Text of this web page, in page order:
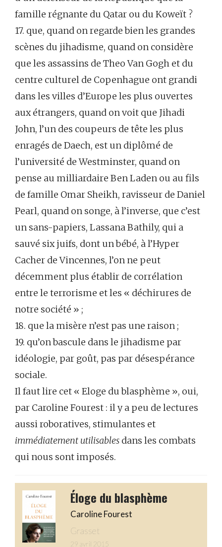
famille régnante du Qatar ou du Koweït ?
17. que, quand on regarde bien les grandes
scènes du jihadisme, quand on considère
que les assassins de Theo Van Gogh et du
centre culturel de Copenhague ont grandi
dans les villes d’Europe les plus ouvertes
aux étrangers, quand on voit que Jihadi
John, l’un des coupeurs de tête les plus
enragés de Daech, est un diplômé de
l’université de Westminster, quand on
pense au milliardaire Ben Laden ou au fils
de famille Omar Sheikh, ravisseur de Daniel
Pearl, quand on songe, à l’inverse, que c’est
un sans-papiers, Lassana Bathily, qui a
sauvé six juifs, dont un bébé, à l’Hyper
Cacher de Vincennes, l’on ne peut
décemment plus établir de corrélation
entre le terrorisme et les « déchirures de
notre société » ;
18. que la misère n’est pas une raison ;
19. qu’on bascule dans le jihadisme par
idéologie, par goût, pas par désespérance
sociale.
Il faut lire cet « Eloge du blasphème », oui,
par Caroline Fourest : il y a peu de lectures
aussi roboratives, stimulantes et
immédiatement utilisables dans les combats
qui nous sont imposés.
Éloge du blasphème
Caroline Fourest
Grasset
29 avril 2015